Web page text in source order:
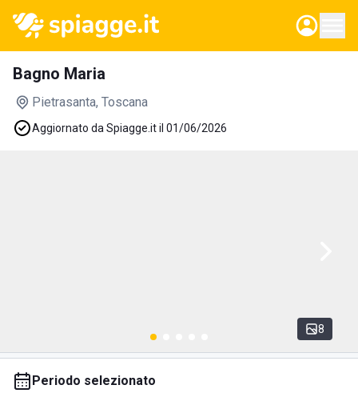
Bagno Maria
Pietrasanta, Toscana
Aggiornato da Spiagge.it il 01/06/2026
8
Periodo selezionato